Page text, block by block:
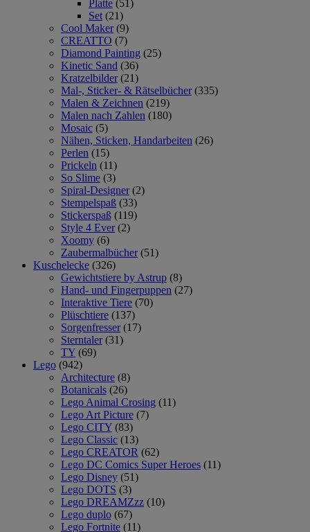
Platte (51)
Set (21)
Cool Maker (9)
CREATTO (7)
Diamond Painting (25)
Kinetic Sand (36)
Kratzelbilder (21)
Mal-, Sticker- & Rätselbücher (335)
Malen & Zeichnen (219)
Malen nach Zahlen (180)
Mosaic (5)
Nähen, Sticken, Handarbeiten (26)
Perlen (15)
Prickeln (11)
So Slime (3)
Spiral-Designer (2)
Stempelspaß (33)
Stickerspaß (119)
Style 4 Ever (2)
Xoomy (6)
Zaubermalbücher (51)
Kuschelecke (326)
Gewichtstiere by Astrup (8)
Hand- und Fingerpuppen (27)
Interaktive Tiere (70)
Plüschtiere (137)
Sorgenfresser (17)
Sterntaler (31)
TY (69)
Lego (942)
Architecture (8)
Botanicals (26)
Lego Animal Crosing (11)
Lego Art Picture (7)
Lego CITY (83)
Lego Classic (13)
Lego CREATOR (62)
Lego DC Comics Super Heroes (11)
Lego Disney (51)
Lego DOTS (3)
Lego DREAMZzz (10)
Lego duplo (67)
Lego Fortnite (11)